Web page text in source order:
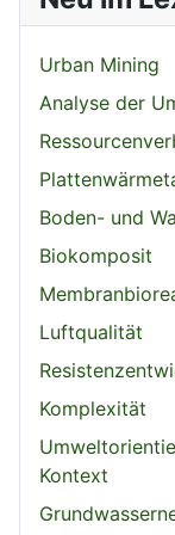
Urban Mining
Analyse der
Boden- und
Biokomposit
Luftqualität
Komplexität
Kontext